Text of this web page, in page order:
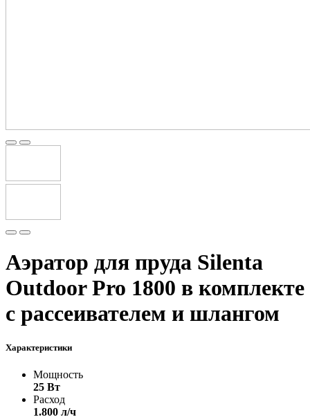
Аэратор для пруда Silenta
Outdoor Pro 1800 в комплекте
с рассеивателем и шлангом
Характеристики
Мощность
25 Вт
Расход
1.800 л/ч